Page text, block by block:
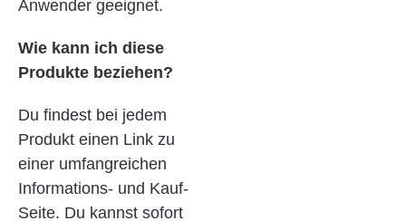
Anwender geeignet.
Wie kann ich diese
Produkte beziehen?
Du findest bei jedem
Produkt einen Link zu
einer umfangreichen
Informations- und Kauf-
Seite. Du kannst sofort